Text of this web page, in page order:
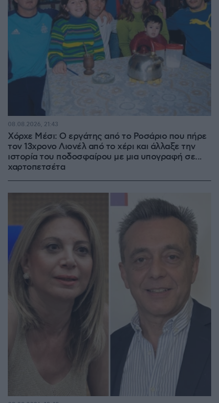
Χόρχε Μέσι: Ο εργάτης από το Ροσάριο που πήρε
τον 13χρονο Λιονέλ από το χέρι και άλλαξε την
ιστορία του ποδοσφαίρου με μια υπογραφή σε...
χαρτοπετσέτα
08.08.2026, 21:43